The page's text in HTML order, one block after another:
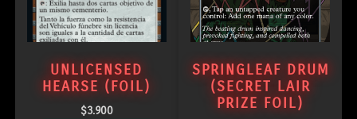
UNLICENSED
HEARSE (FOIL)
$3.900
SPRINGLEAF DRUM
(SECRET LAIR
PRIZE FOIL)